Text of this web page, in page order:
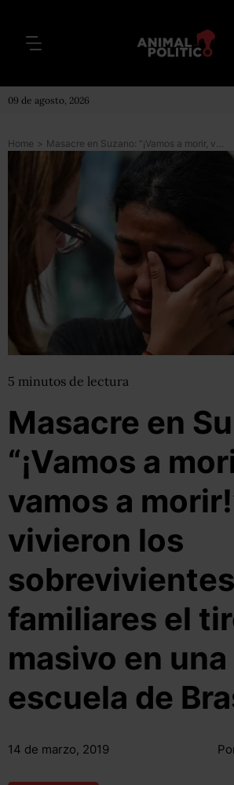
09 de agosto, 2026
Home > Masacre en Suzano: “¡Vamos a morir, vamos a morir!”: así vivieron los sobrevivientes y sus familiares el tiroteo masivo en una escuela de Brasil
5 minutos de lectura
Masacre en
“¡Vamos a
vamos a
vivieron los
familiares el
masivo en una
escuela de
14 de marzo, 2019